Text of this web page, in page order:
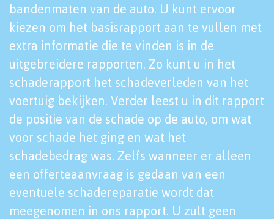
bandenmaten van de auto. U kunt ervoor
kiezen om het basisrapport aan te vullen met
extra informatie die te vinden is in de
uitgebreidere rapporten. Zo kunt u in het
schaderapport het schadeverleden van het
voertuig bekijken. Verder leest u in dit rapport
de positie van de schade op de auto, om wat
voor schade het ging en wat het
schadebedrag was. Zelfs wanneer er alleen
een offerteaanvraag is gedaan van een
eventuele schadereparatie wordt dat
meegenomen in ons rapport. U zult geen